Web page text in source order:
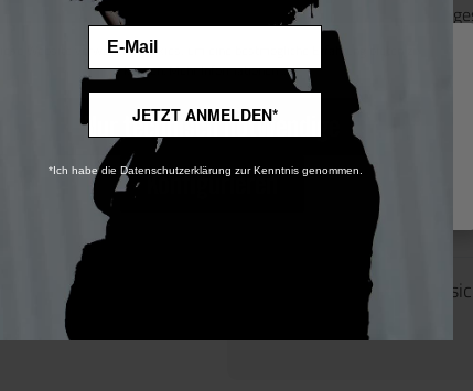
Paddle-
Maße: 8,5
Gewicht:
Hersteller /
Diese Website verwendet Cookies, um eine bestmögliche Erfahrung bieten zu
können.Mehr Informationen ...
Nur technisch notwendige
Konfigurieren
JETZT ANMELDEN*
*Ich habe die Datenschutzerklärung zur Kenntnis genommen.